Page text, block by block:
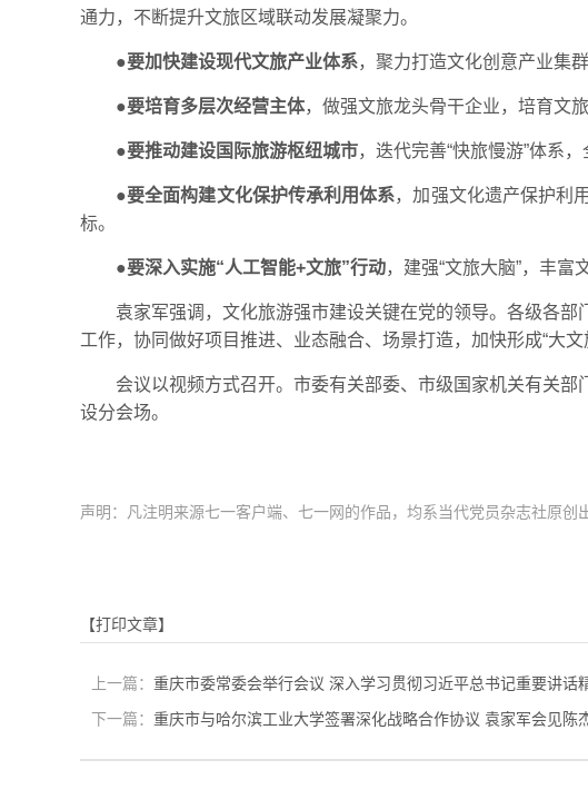
通力，不断提升文旅区域联动发展凝聚力。
●要加快建设现代文旅产业体系，聚力打造文化创意产业集
●要培育多层次经营主体，做强文旅龙头骨干企业，培育文
●要推动建设国际旅游枢纽城市，迭代完善“快旅慢游”体系
●要全面构建文化保护传承利用体系，加强文化遗产保护利
标。
●要深入实施“人工智能+文旅”行动，建强“文旅大脑”，丰富
袁家军强调，文化旅游强市建设关键在党的领导。各级各
工作，协同做好项目推进、业态融合、场景打造，加快形成“大
会议以视频方式召开。市委有关部委、市级国家机关有关
设分会场。
声明：凡注明来源七一客户端、七一网的作品，均系当代党员杂志社原
【打印文章】
上一篇： 重庆市委常委会举行会议 深入学习贯彻习近平总书记重要讲
下一篇： 重庆市与哈尔滨工业大学签署深化战略合作协议 袁家军会见陈